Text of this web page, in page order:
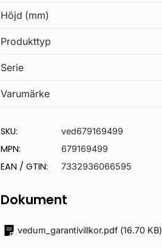
Höjd (mm)
Produkttyp
Serie
Varumärke
SKU: ved679169499
MPN: 679169499
EAN / GTIN: 7332936066595
Dokument
vedum_garantivillkor.pdf (16.70 KB)